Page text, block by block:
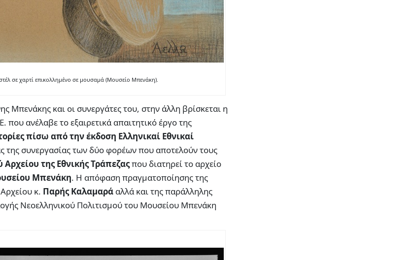
σε χαρτί επικολλημένο σε μουσαμά (Μουσείο Μπενάκη).
Μπενάκης και οι συνεργάτες του, στην άλλη βρίσκεται η
ανέλαβε το εξαιρετικά απαιτητικό έργο της
πίσω από την έκδοση Ελληνικαί Εθνικαί
της συνεργασίας των δύο φορέων που αποτελούν τους
Αρχείου της Εθνικής Τράπεζαςπου διατηρεί το αρχείο
Μπενάκη. Η απόφαση πραγματοποίησης της
κ. Παρής Καλαμαράαλλά και της παράλληλης
Νεοελληνικού Πολιτισμού του Μουσείου Μπενάκη